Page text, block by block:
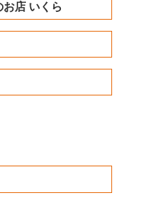
店 いくら